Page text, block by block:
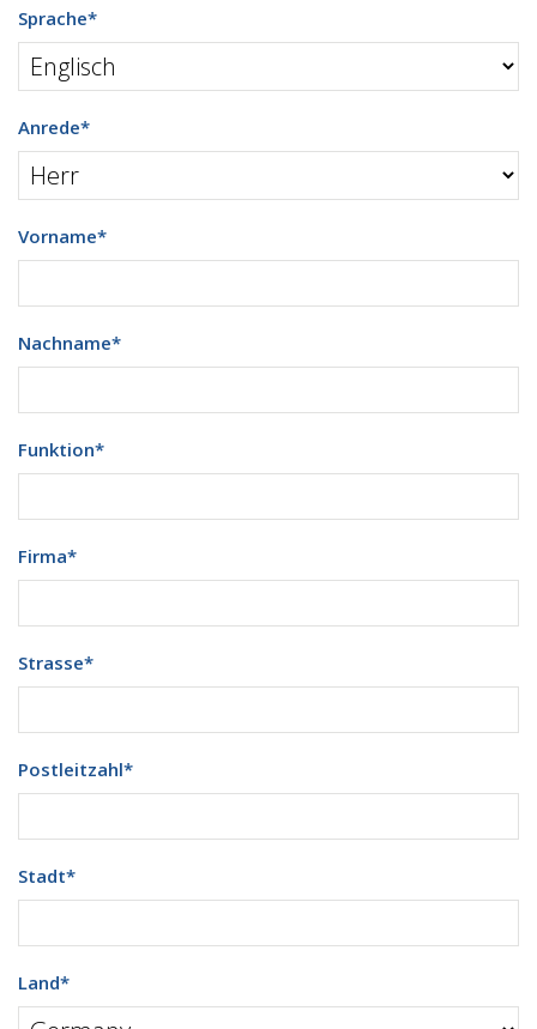
Sprache*
Anrede*
Vorname*
Nachname*
Funktion*
Firma*
Strasse*
Postleitzahl*
Stadt*
Land*